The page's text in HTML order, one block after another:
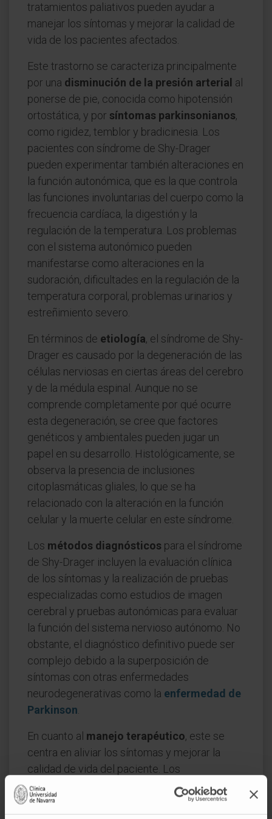
tratamientos paliativos pueden ayudar a
manejar los síntomas y mejorar la calidad de
vida de los pacientes afectados.
Este trastorno se caracteriza principalmente
por una disminución de la presión arterial al
ponerse de pie, conocida como hipotensión
ortostática, y por síntomas parkinsonianos,
como rigidez, temblor y bradicinesia. Los
pacientes con síndrome de Shy-Drager
pueden experimentar también alteraciones en
la función autonómica, que es la que controla
las funciones involuntarias del cuerpo como la
frecuencia cardíaca, la digestión y la
regulación de la temperatura. Los problemas
con el sistema autonómico pueden
manifestarse como alteraciones en la
sudoración, dificultades en la regulación de la
temperatura corporal, problemas urinarios y
estreñimiento severo.
En términos de etiología, el síndrome de Shy-
Drager es causado por la degeneración de las
células nerviosas en ciertas áreas del cerebro
y de la médula espinal. Aunque no se
comprende completamente por qué ocurre
esta degeneración, se cree que factores
genéticos y ambientales pueden jugar un
papel en su desarrollo. Histológicamente, se
observa la presencia de inclusiones
citoplasmáticas gliales, lo que se ha
relacionado con la alteración en la función
celular y la muerte celular en este síndrome.
Los métodos diagnósticos para el síndrome
de Shy-Drager incluyen la evaluación clínica
de los síntomas y la realización de pruebas
especializadas como estudios de imagen
cerebral y pruebas autonómicas para evaluar
la función del sistema nervioso autónomo. No
obstante, el diagnóstico definitivo puede ser
complejo debido a la superposición de
síntomas con otras enfermedades
neurodegenerativas como la enfermedad de
Parkinson
En cuanto al manejo terapéutico, este se
centra en aliviar los síntomas y mejorar la
calidad de vida del paciente. Los
medicamentos
pueden incluir fludrocortisona
para tratar la hipotensión ortostática y